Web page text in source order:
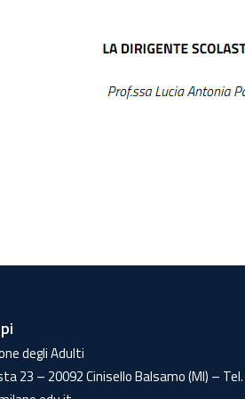
degli Adulti
23 – 20092 Cinisello Balsamo (MI) – Tel.